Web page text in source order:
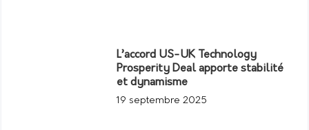
L’accord US-UK Technology
Prosperity Deal apporte stabilité
et dynamisme
19 septembre 2025